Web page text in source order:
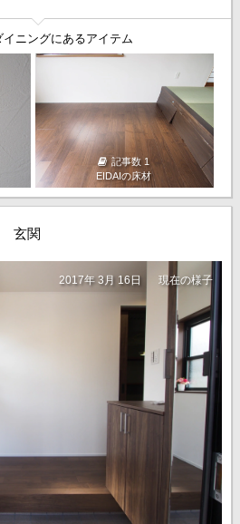
イニングにあるアイテム
記事数 1
EIDAIの床材
玄関
2017年 3月 16日 現在の様子